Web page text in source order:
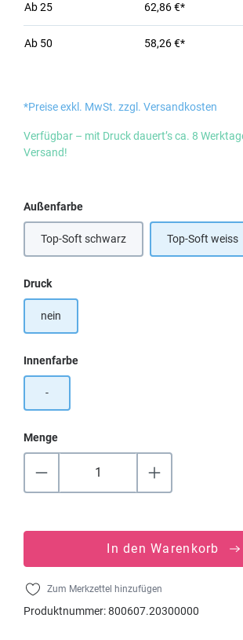
Ab25 62,86 €*
Ab 50 58,26 €*
*Preise exkl. MwSt. zzgl. Versandkosten
Verfügbar – mit Druck dauert’s ca. 8
Versand!
Außenfarbeauswählen
Top-Soft schwarz Top-Soft weiss
Druckauswählen
nein
Innenfarbeauswählen
-
Menge
In den Warenkorb
Zum Merkzettel hinzufügen
Produktnummer:800607.20300000